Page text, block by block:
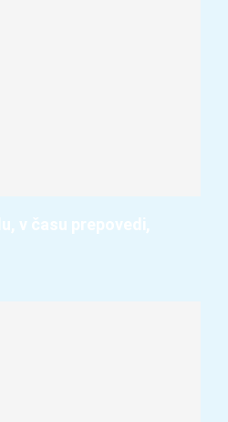
v času prepovedi,